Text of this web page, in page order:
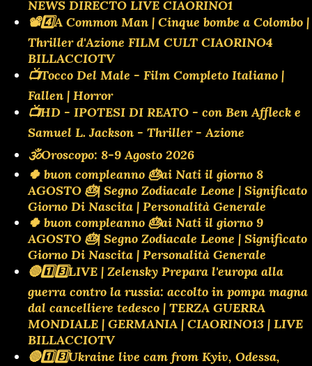
NEWS DIRECTO LIVE CIAORINO1
📽️4️⃣A Common Man | Cinque bombe a Colombo |
Thriller d'Azione FILM CULT CIAORINO4
BILLACCIOTV
📺Tocco Del Male - Film Completo Italiano |
Fallen | Horror
📺HD - IPOTESI DI REATO - con Ben Affleck e
Samuel L. Jackson - Thriller - Azione
🕉Oroscopo: 8-9 Agosto 2026
🍀 buon compleanno 🎂ai Nati il giorno 8
AGOSTO 🎂| Segno Zodiacale Leone | Significato
Giorno Di Nascita | Personalità Generale
🍀 buon compleanno 🎂ai Nati il giorno 9
AGOSTO 🎂| Segno Zodiacale Leone | Significato
Giorno Di Nascita | Personalità Generale
🔴1️⃣3️⃣LIVE | Zelensky Prepara l'europa alla
guerra contro la russia: accolto in pompa magna
dal cancelliere tedesco | TERZA GUERRA
MONDIALE | GERMANIA | CIAORINO13 | LIVE
BILLACCIOTV
🔴1️⃣3️⃣Ukraine live cam from Kyiv, Odessa,